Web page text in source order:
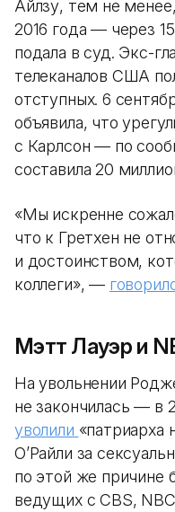
Айлзу, тем не
2016 года — через
подала в суд. Экс-
телеканалов США
отступных. 6
объявила, что
с Карлсон — по
составила 20
«Мы искренне
что к Гретхен не
и достоинством,
коллеги», —
Мэтт Лауэр и
На увольнении
не закончилась — в
уволили «патриарха
О’Райли за
по этой же причине
ведущих с CBS,